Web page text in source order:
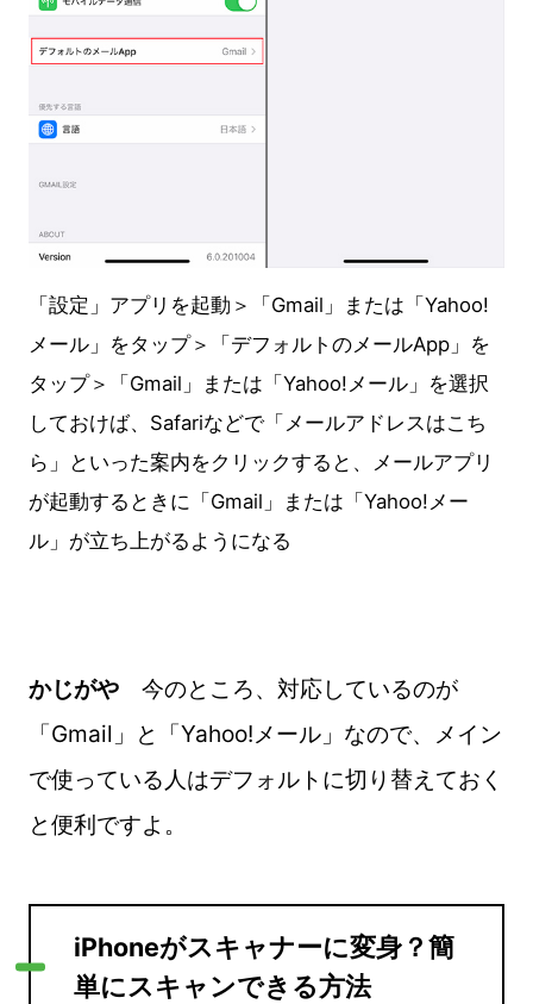
「設定」アプリを起動＞「Gmail」または「Yahoo!
メール」をタップ＞「デフォルトのメールApp」を
タップ＞「Gmail」または「Yahoo!メール」を選択
しておけば、Safariなどで「メールアドレスはこち
ら」といった案内をクリックすると、メールアプリ
が起動するときに「Gmail」または「Yahoo!メー
ル」が立ち上がるようになる
かじがや 今のところ、対応しているのが
「Gmail」と「Yahoo!メール」なので、メイン
で使っている人はデフォルトに切り替えておく
と便利ですよ。
iPhoneがスキャナーに変身？簡
単にスキャンできる方法